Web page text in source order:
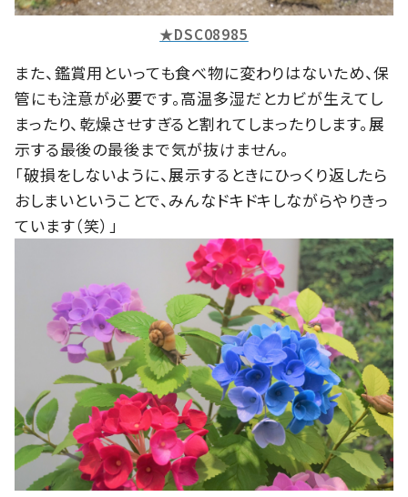
★DSC08985
また、鑑賞用といっても食べ物に変わりはないため、保
管にも注意が必要です。高温多湿だとカビが生えてし
まったり、乾燥させすぎると割れてしまったりします。展
示する最後の最後まで気が抜けません。
「破損をしないように、展示するときにひっくり返したら
おしまいということで、みんなドキドキしながらやりきっ
ています（笑）」